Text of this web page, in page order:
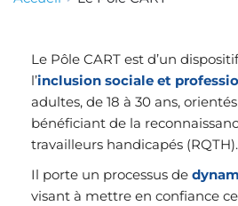
Le Pôle CART est d’un
l’inclusion sociale et
adultes, de 18 à 30 ans,
bénéficiant de la
travailleurs handicapés (RQTH).
Il porte un processus de
visant à mettre en confiance